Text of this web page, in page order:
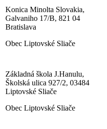
Konica Minolta Slovakia,
Galvaniho 17/B, 821 04
Bratislava
Obec Liptovské Sliače
Základná škola J.Hanulu,
Školská ulica 927/2, 03484
Liptovské Sliače
Obec Liptovské Sliače